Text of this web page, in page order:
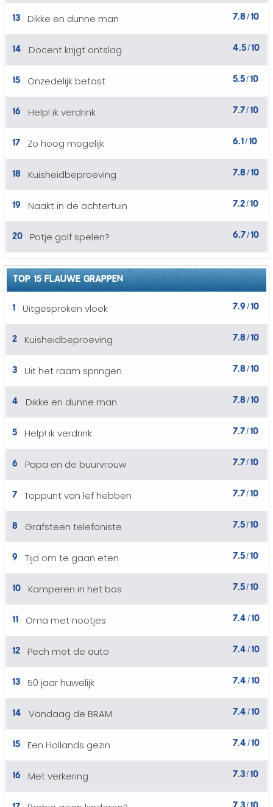
13 Dikke en dunne man 7.8/10
14 Docent krijgt ontslag 4.5/10
15 Onzedelijk betast 5.5/10
16 Help! ik verdrink 7.7/10
17 Zo hoog mogelijk 6.1/10
18 Kuisheidbeproeving 7.8 /10
19 Naakt in de achtertuin 7.2/10
20 Potje golf spelen? 6.7/10
TOP 15 FLAUWE GRAPPEN
1
Uitgesproken vloek 7.9 /10
2 Kuisheidbeproeving 7.8 /10
3 Uit het raam springen 7.8/10
4 Dikke en dunne man 7.8 /10
5 Help! ik verdrink 7.7/10
6 Papa en de buurvrouw 7.7/10
7 Toppunt van lef hebben 7.7/10
8 Grafsteen telefoniste 7.5/10
9 Tijd om te gaan eten 7.5/10
10 Kamperen in het bos 7.5/10
11 Oma met nootjes 7.4 /10
12 Pech met de auto 7.4 /10
13 50 jaar huwelijk 7.4 /10
14 Vandaag de BRAM 7.4 /10
15 Een Hollands gezin 7.4 /10
16 Met verkering 7.3/10
7.3 10